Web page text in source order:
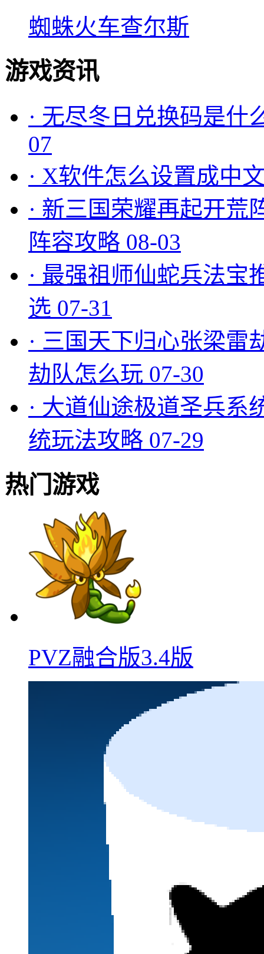
蜘蛛火车查尔斯
游戏资讯
· 无尽冬日兑换码是什
07
· X软件怎么设置成中
· 新三国荣耀再起开荒
阵容攻略 08-03
· 最强祖师仙蛇兵法宝
选 07-31
· 三国天下归心张梁雷
劫队怎么玩 07-30
· 大道仙途极道圣兵系
统玩法攻略 07-29
热门游戏
PVZ融合版3.4版